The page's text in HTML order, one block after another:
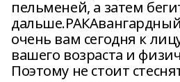
пельменей, а затем
очень вам сегодня к
вашего возраста и
Поэтому не стоит